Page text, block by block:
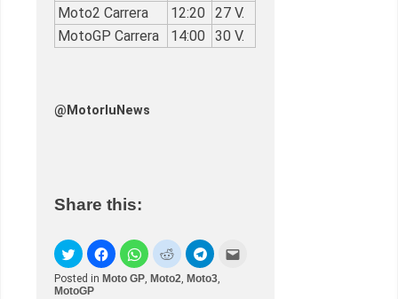
Moto2 Carrera
12:20
27 V.
MotoGP Carrera
14:00 30 V.
@MotorluNews
Share this:
Posted in Moto GP, Moto2, Moto3,
MotoGP